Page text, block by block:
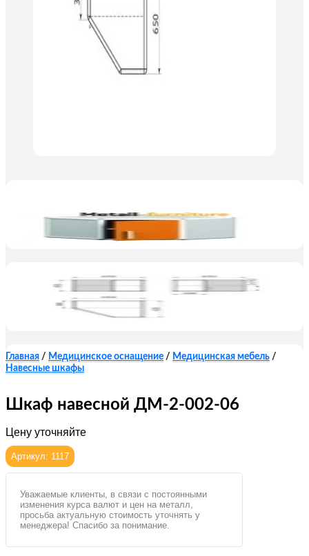
Главная / Медицинское оснащение / Медицинская мебель /
Навесные шкафы
Шкаф навесной ДМ-2-002-06
Цену уточняйте
Артикул: 1117
Уважаемые клиенты, в связи с постоянными
изменения курса валют и цен на металл,
просьба актуальную стоимость уточнять у
менеджера! Спасибо за понимание.